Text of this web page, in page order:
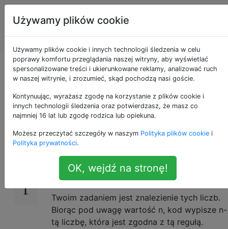
Programowanie
puzzli i Code
Golf
Liczby x takie, że x ^
2 dzieli 7 ^ x-1
16 Zadanie
Istnieje zestaw liczb x , które
7^x-1
Twoim zadaniem jest znalezienie tych liczb.
Biorąc pod uwagę wartość n, kod wypisze n-
tą liczbę, która jest zgodna z tą regułą.
Używamy plików cookie
Używamy plików cookie i innych technologii śledzenia w celu
poprawy komfortu przeglądania naszej witryny, aby wyświetlać
spersonalizowane treści i ukierunkowane reklamy, analizować ruch
w naszej witrynie, i zrozumieć, skąd pochodzą nasi goście.
Kontynuując, wyrażasz zgodę na korzystanie z plików cookie i
innych technologii śledzenia oraz potwierdzasz, że masz co
najmniej 16 lat lub zgodę rodzica lub opiekuna.
Możesz przeczytać szczegóły w naszym Polityka plików cookie i
Polityka prywatności.
OK, wejdź na stronę!